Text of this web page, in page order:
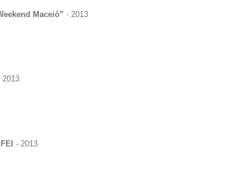
Maceió” - 2013
2013
- 2013